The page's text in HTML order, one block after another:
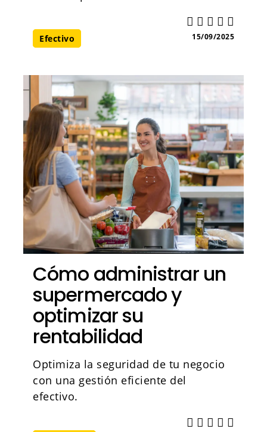
Efectivo 15/09/2025
Cómo administrar un
supermercado y
optimizar su
rentabilidad
Optimiza la seguridad de tu negocio
con una gestión eficiente del
efectivo.